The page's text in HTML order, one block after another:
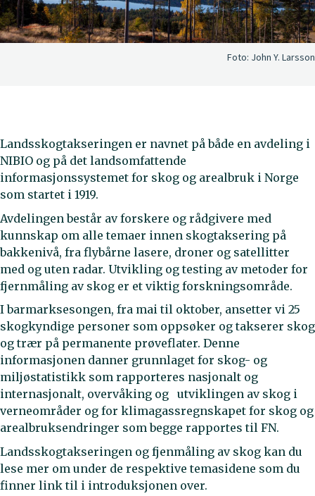
Foto: John Y. Larsson
Landsskogtakseringen er navnet på både en avdeling i
NIBIO og på det landsomfattende
informasjonssystemet for skog og arealbruk i Norge
som startet i 1919.
Avdelingen består av forskere og rådgivere med
kunnskap om alle temaer innen skogtaksering på
bakkenivå, fra flybårne lasere, droner og satellitter
med og uten radar. Utvikling og testing av metoder for
fjernmåling av skog er et viktig forskningsområde.
I barmarksesongen, fra mai til oktober, ansetter vi 25
skogkyndige personer som oppsøker og takserer skog
og trær på permanente prøveflater. Denne
informasjonen danner grunnlaget for skog- og
miljøstatistikk som rapporteres nasjonalt og
internasjonalt, overvåking og utviklingen av skog i
verneområder og for klimagassregnskapet for skog og
arealbruksendringer som begge rapportes til FN.
Landsskogtakseringen og fjenmåling av skog kan du
lese mer om under de respektive temasidene som du
finner link til i introduksjonen over.